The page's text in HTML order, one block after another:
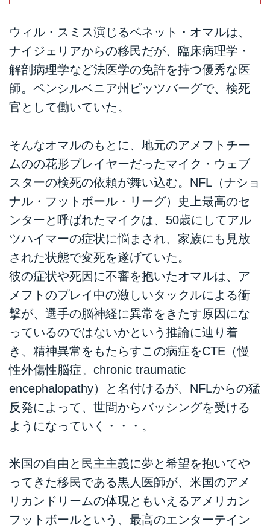
ウィル・スミス演じるベネット・オマルは、
ナイジェリアからの移民だが、臨床病理学・
解剖病理学など法医学の免許を持つ優秀な医
師。ペンシルベニア州ピッツバーグで、検死
官として働いていた。
そんなオマルのもとに、地元のアメフトチー
ムのの花形プレイヤーだったマイク・ウェブ
スターの検死の依頼が舞い込む。NFL（ナショ
ナル・フットボール・リーグ）史上最高のセ
ンターと呼ばれたマイクは、50歳にしてアル
ツハイマーの症状に悩まされ、家族にも見放
された状態で変死を遂げていた。
彼の症状や死因に不審を抱いたオマルは、ア
メフトのプレイ中の激しいタックルによる衝
撃が、選手の脳神経に異常をきたす原因にな
っているのではないかという推論に辿り着
き、精神異常をもたらすこの病症をCTE（慢
性外傷性脳症。chronic traumatic
encephalopathy）と名付けるが、NFLからの猛
反発によって、世間からバッシングを受ける
ようになっていく・・・。
米国の自由と民主主義に夢と希望を抱いてや
ってきた移民である黒人医師が、米国のアメ
リカンドリームの体現ともいえるアメリカン
フットボールという、最高のエンターテイン